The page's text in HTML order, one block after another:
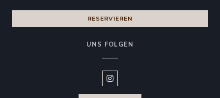
RESERVIEREN
UNS FOLGEN
Instagram ((öffnet ein neues